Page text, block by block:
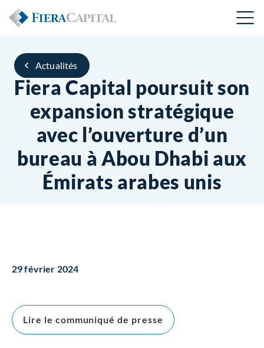
Actualités
Fiera Capital poursuit son
expansion stratégique
avec l’ouverture d’un
bureau à Abou Dhabi aux
Émirats arabes unis
29 février 2024
Lire le communiqué de presse